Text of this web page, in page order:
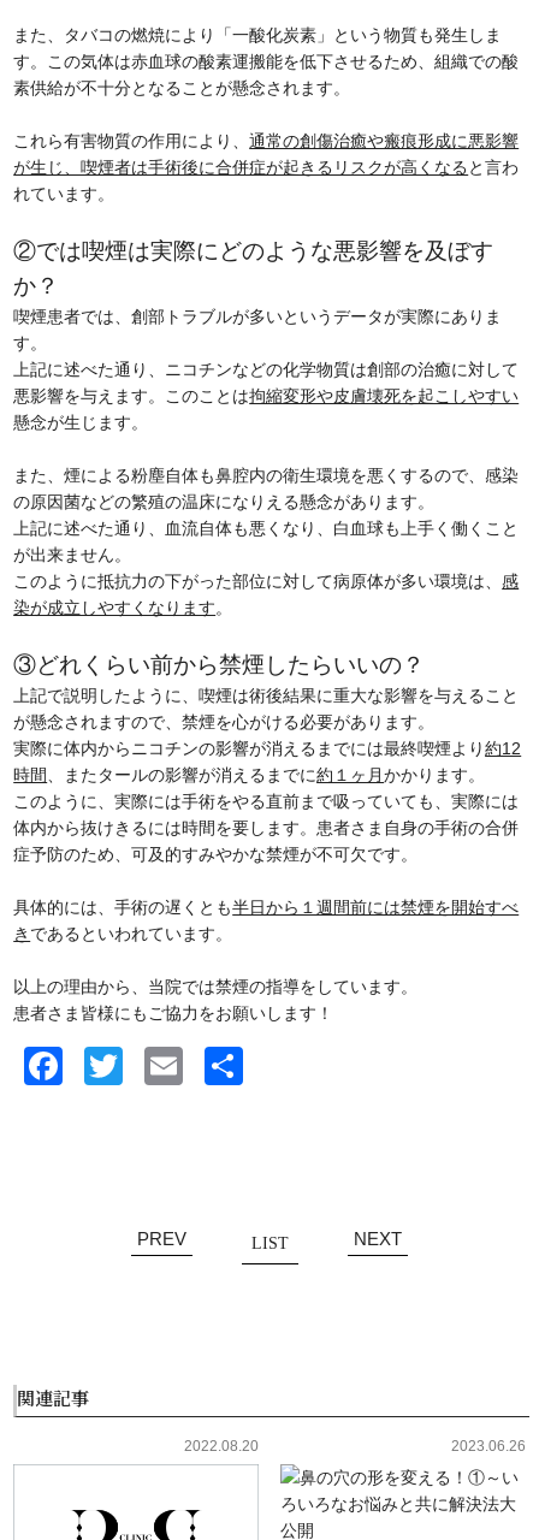
また、タバコの燃焼により「一酸化炭素 」という物質も発生しま
す。この気体は赤血球の酸素運搬能を低下させるため、組織での酸
素供給が不十分となることが懸念されます。
これら有害物質の作用により、通常の創傷治癒や瘢痕形成に悪影響
が生じ、喫煙者は手術後に合併症が起きるリスクが高くなる と言わ
れています。
②では喫煙は実際にどのような悪影響を及ぼす
か？
喫煙患者では、創部トラブルが多いというデータが実際にありま
す。
上記に述べた通り、ニコチンなどの化学物質は創部の治癒に対して
悪影響を与えます。このことは拘縮変形や皮膚壊死を起こしやすい
懸念が生じます。
また、煙による粉塵自体も鼻腔内の衛生環境を悪くするので、感染
の原因菌などの繁殖の温床になりえる懸念があります。
上記に述べた通り、血流自体も悪くなり、白血球も上手く働くこと
が出来ません。
このように抵抗力の下がった部位に対して病原体が多い環境は、感
染が成立しやすくなります。
③どれくらい前から禁煙したらいいの？
上記で説明したように、喫煙は術後結果に重大な影響を与えること
が懸念されますので、禁煙を心がける必要があります。
実際に体内からニコチンの影響が消えるまでには最終喫煙より約12
時間
、またタールの影響が消えるまでに約１ヶ月かかります。
このように、実際には手術をやる直前まで吸っていても、実際には
体内から抜けきるには時間を要します。患者さま自身の手術の合併
症予防のため、可及的すみやかな禁煙が不可欠です。
具体的には、手術の遅くとも半日から１週間前には禁煙を開始すべ
き であるといわれています。
以上の理由から、当院では禁煙の指導をしています。
患者さま皆様にもご協力をお願いします！
Facebook
TwitterEmail
PREV LIST NEXT
関連記事
2022.08.20 2023.06.26